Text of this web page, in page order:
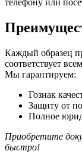
телефону или
Каждый образец
соответствует
Мы гарантируем:
Гознак
Защиту от
Полное
Приобретите
быстро!